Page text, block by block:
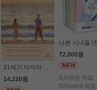
21세기 마지막 첫사랑 - 김빵
14,220원
72,000원
3,600원 적립
500point 적립